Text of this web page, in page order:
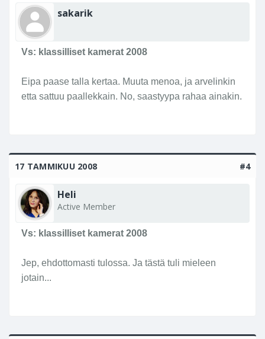
sakarik
Vs: klassilliset kamerat 2008
Eipa paase talla kertaa. Muuta menoa, ja arvelinkin
etta sattuu paallekkain. No, saastyypa rahaa ainakin.
17 TAMMIKUU 2008 #4
Heli
Active Member
Vs: klassilliset kamerat 2008
Jep, ehdottomasti tulossa. Ja tästä tuli mieleen
jotain...